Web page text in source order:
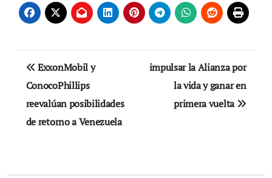
Navegación
de
entradas
ExxonMobil y
ConocoPhillips
reevalúan posibilidades
de retorno a Venezuela
impulsar la Alianza por
la vida y ganar en
primera vuelta